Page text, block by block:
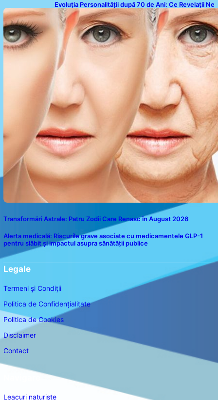
Evoluția Personalității după 70 de Ani: Ce Revelații Ne
Oferă Studiile Psihologice
Transformări Astrale: Patru Zodii Care Renasc în August 2026
Alerta medicală: Riscurile grave asociate cu medicamentele GLP-1
pentru slăbit și impactul asupra sănătății publice
Legale
Termeni și Condiții
Politica de Confidențialitate
Politica de Cookies
Disclaimer
Contact
Leacuri naturiste